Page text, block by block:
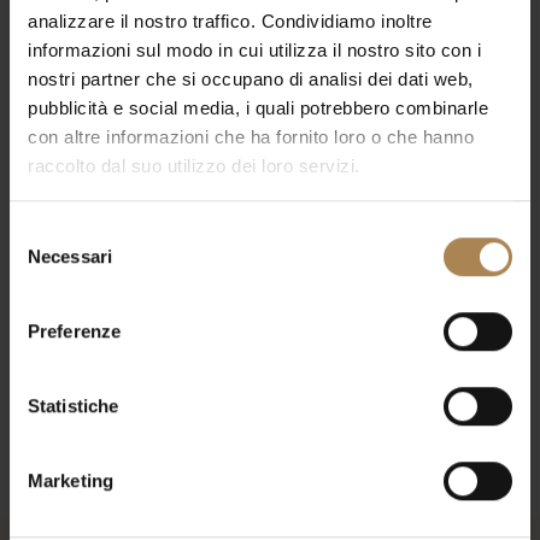
analizzare il nostro traffico. Condividiamo inoltre
informazioni sul modo in cui utilizza il nostro sito con i
nostri partner che si occupano di analisi dei dati web,
pubblicità e social media, i quali potrebbero combinarle
con altre informazioni che ha fornito loro o che hanno
raccolto dal suo utilizzo dei loro servizi.
delNecessari
Preferenze
Statistiche
Marketing
Events Rock
Events
Search
Views
Search
Upcoming
Select
date.
PreviousE
e
t
Today